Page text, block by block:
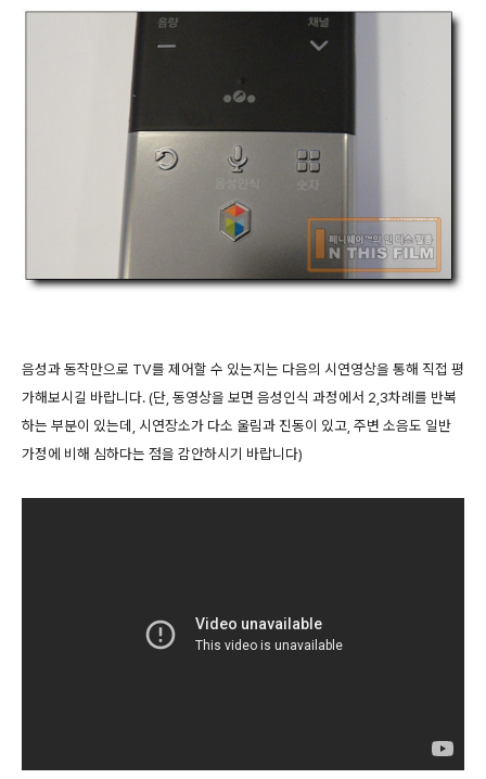
음성과 동작만으로 TV를 제어할 수 있는지는 다음의 시연영상을 통해 직접 평
가해보시길 바랍니다. (단, 동영상을 보면 음성인식 과정에서 2,3차례를 반복
하는 부분이 있는데, 시연장소가 다소 울림과 진동이 있고, 주변 소음도 일반
가정에 비해 심하다는 점을 감안하시기 바랍니다)